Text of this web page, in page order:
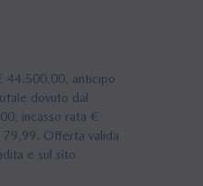
44.500,00, anticipo
dovuto dal
incasso rata €
Offerta valida
e sul sito